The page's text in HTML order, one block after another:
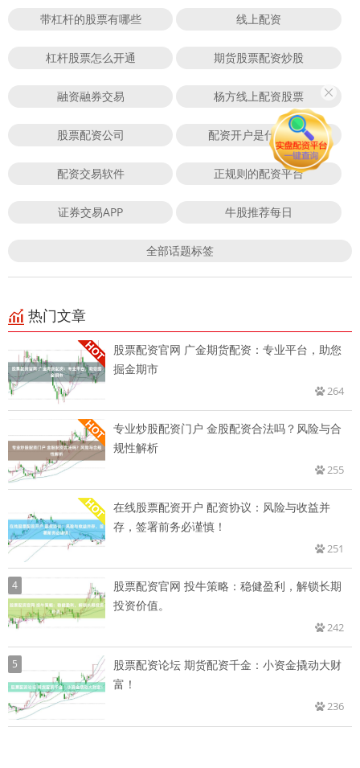
带杠杆的股票有哪些 线上配资
杠杆股票怎么开通 期货股票配资炒股
融资融券交易 杨方线上配资股票
股票配资公司 配资开户是什么意思
配资交易软件 正规则的配资平台
证券交易APP 牛股推荐每日
全部话题标签
热门文章
股票配资官网 广金期货配资：专业平台，助您
掘金期市
264
专业炒股配资门户 金股配资合法吗？风险与合
规性解析
255
在线股票配资开户 配资协议：风险与收益并
存，签署前务必谨慎！
251
4
股票配资官网 投牛策略：稳健盈利，解锁长期
投资价值。
242
5
股票配资论坛 期货配资千金：小资金撬动大财
富！
236